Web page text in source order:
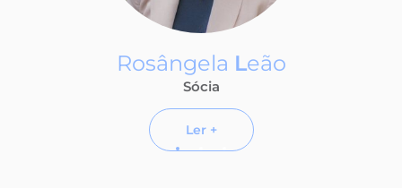
Ana PaulaA damy
Sócia
Ler +